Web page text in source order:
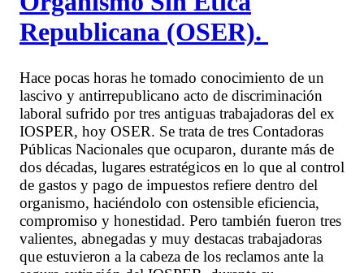
Republicana (OSER).
Hace pocas horas he tomado conocimiento de un
lascivo y antirrepublicano acto de discriminación
laboral sufrido por tres antiguas trabajadoras del ex
IOSPER, hoy OSER. Se trata de tres Contadoras
Públicas Nacionales que ocuparon, durante más de
dos décadas, lugares estratégicos en lo que al control
de gastos y pago de impuestos refiere dentro del
organismo, haciéndolo con ostensible eficiencia,
compromiso y honestidad. Pero también fueron tres
valientes, abnegadas y muy destacas trabajadoras
que estuvieron a la cabeza de los reclamos ante la